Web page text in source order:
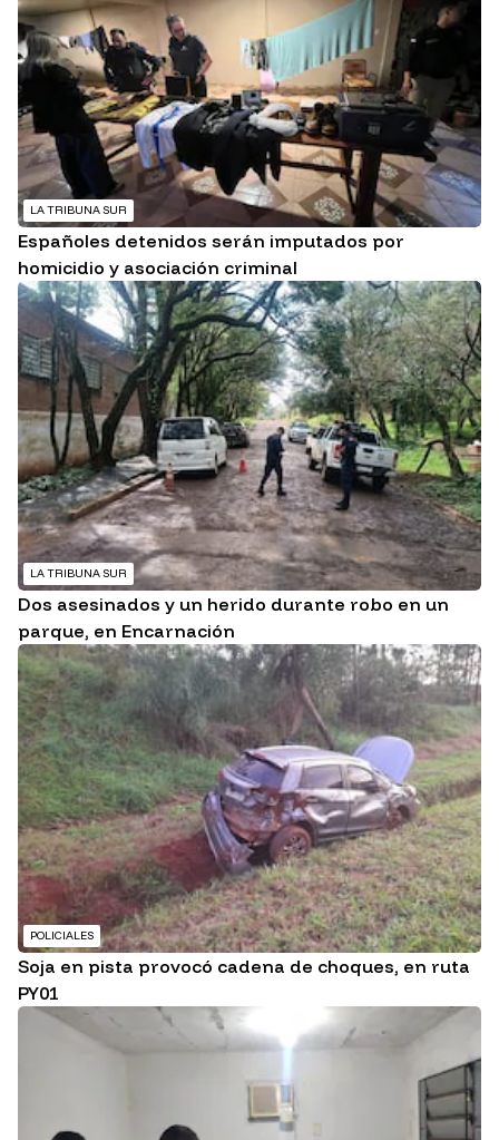
LA TRIBUNA SUR
Españoles detenidos serán imputados por
homicidio y asociación criminal
LA TRIBUNA SUR
Dos asesinados y un herido durante robo en un
parque, en Encarnación
POLICIALES
Soja en pista provocó cadena de choques, en ruta
PY01